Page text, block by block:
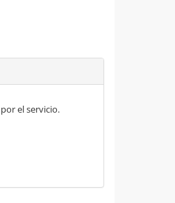
el servicio.